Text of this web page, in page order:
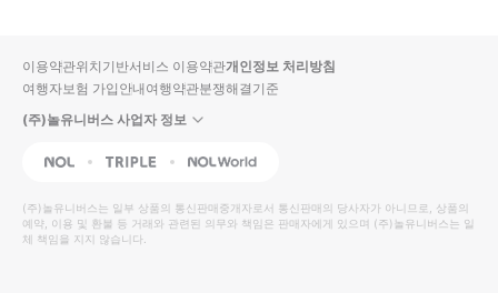
입니
다.
높
은
순
동
영
상
순
상
이용약관위치기반서비스 이용약관개인정보 처리방침
여행자보험 가입안내여행약관분쟁해결기준
(주)놀유니버스 사업자 정보
NOL Triple Interpark Global
(주)놀유니버스는 일부 상품의 통신판매중개자로서 통신판매의 당사자가 아니므로, 상품의
예약, 이용 및 환불 등 거래와 관련된 의무와 책임은 판매자에게 있으며 (주)놀유니버스는 일
체 책임을 지지 않습니다.